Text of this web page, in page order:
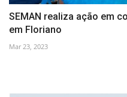
SEMAN realiza ação em
em Floriano
Mar 23, 2023